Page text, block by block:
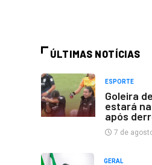
ÚLTIMAS NOTÍCIAS
ESPORTE
Goleira
estará na
após
7 de
GERAL